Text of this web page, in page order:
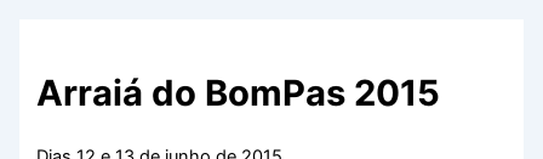
Arraiá do BomPas 2015